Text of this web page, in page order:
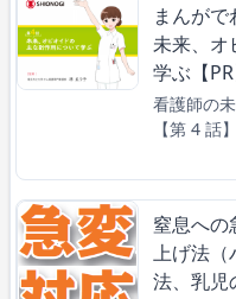
まんが
未来、オ
学ぶ【PR
看護師の
【第 4
窒息への
上げ法（
法、乳児